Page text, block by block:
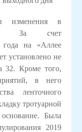
изменения в
За счет
года на «Аллее
установлено не
32. Кроме того,
в него
ленточного
тротуарной
Была
2019